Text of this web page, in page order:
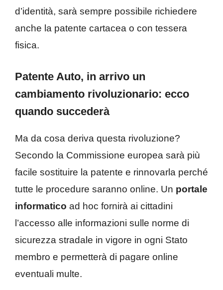
d’identità, sarà sempre possibile richiedere
anche la patente cartacea o con tessera
fisica.
Patente Auto, in arrivo un
cambiamento rivoluzionario: ecco
quando succederà
Ma da cosa deriva questa rivoluzione?
Secondo la Commissione europea sarà più
facile sostituire la patente e rinnovarla perché
tutte le procedure saranno online. Un portale
informatico ad hoc fornirà ai cittadini
l’accesso alle informazioni sulle norme di
sicurezza stradale in vigore in ogni Stato
membro e permetterà di pagare online
eventuali multe.